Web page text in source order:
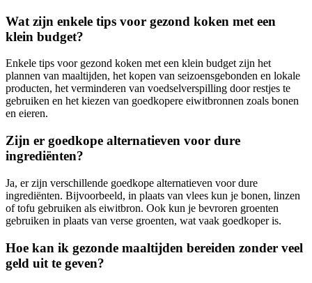
Wat zijn enkele tips voor gezond koken met een
klein budget?
Enkele tips voor gezond koken met een klein budget zijn het
plannen van maaltijden, het kopen van seizoensgebonden en lokale
producten, het verminderen van voedselverspilling door restjes te
gebruiken en het kiezen van goedkopere eiwitbronnen zoals bonen
en eieren.
Zijn er goedkope alternatieven voor dure
ingrediënten?
Ja, er zijn verschillende goedkope alternatieven voor dure
ingrediënten. Bijvoorbeeld, in plaats van vlees kun je bonen, linzen
of tofu gebruiken als eiwitbron. Ook kun je bevroren groenten
gebruiken in plaats van verse groenten, wat vaak goedkoper is.
Hoe kan ik gezonde maaltijden bereiden zonder veel
geld uit te geven?